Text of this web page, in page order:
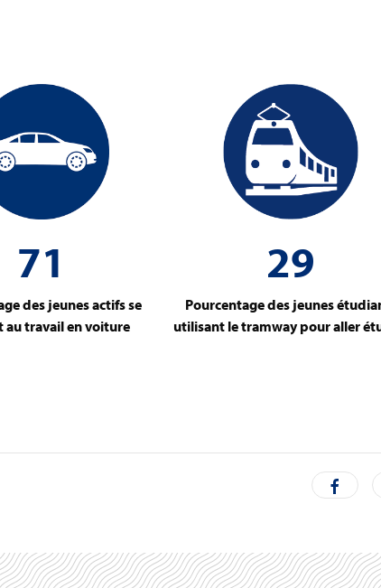
71
des jeunes actifs se
au travail en voiture
29
Pourcentage des jeunes
utilisant le tramway pour aller